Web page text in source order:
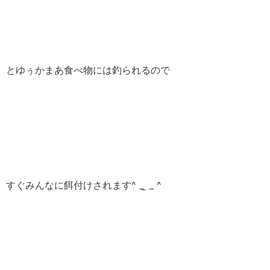
とゆぅかまあ食べ物には釣られるので
すぐみんなに餌付けされます^ _ ̫ _ ^